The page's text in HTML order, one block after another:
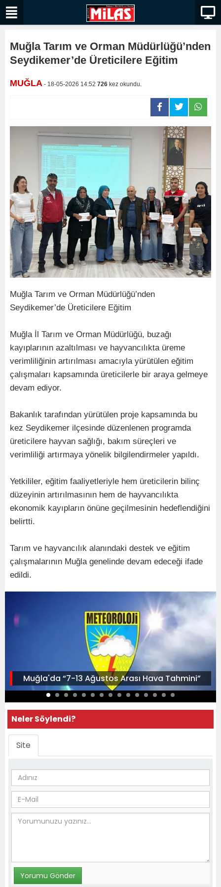
Muğla Tarım ve Orman Müdürlüğü’nden
Seydikemer’de Üreticilere Eğitim
MUĞLA - 18-05-2026 14:52 726 kez okundu.
Muğla Tarım ve Orman Müdürlüğü’nden
Seydikemer’de Üreticilere Eğitim
Muğla İl Tarım ve Orman Müdürlüğü, buzağı
kayıplarının azaltılması ve hayvancılıkta üreme
verimliliğinin artırılması amacıyla yürütülen eğitim
çalışmaları kapsamında üreticilerle bir araya gelmeye
devam ediyor.
Bakanlık tarafından yürütülen proje kapsamında bu
kez Seydikemer ilçesinde düzenlenen programda
üreticilere hayvan sağlığı, bakım süreçleri ve
verimliliği artırmaya yönelik bilgilendirmeler yapıldı.
Yetkililer, eğitim faaliyetleriyle hem üreticilerin bilinç
düzeyinin artırılmasının hem de hayvancılıkta
ekonomik kayıpların önüne geçilmesinin hedeflendiğini
belirtti.
Tarım ve hayvancılık alanındaki destek ve eğitim
çalışmalarının Muğla genelinde devam edeceği ifade
edildi.
Muğla'da “7-13 Ağustos Arası Hava Tahmini”
Neler Söylendi?
Site